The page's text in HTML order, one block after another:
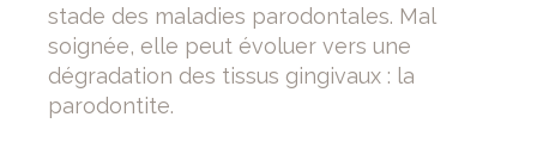
stade des maladies parodontales. Mal
soignée, elle peut évoluer vers une
dégradation des tissus gingivaux : la
parodontite.